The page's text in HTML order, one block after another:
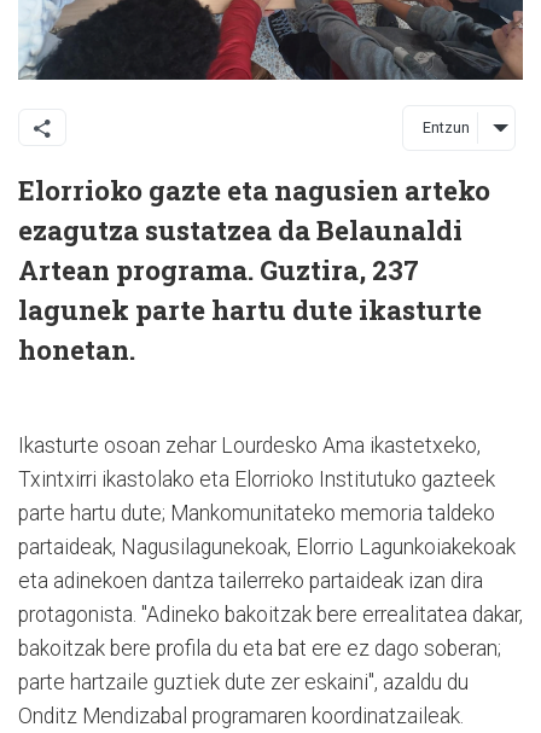
Entzun
Elorrioko gazte eta nagusien arteko
ezagutza sustatzea da Belaunaldi
Artean programa. Guztira, 237
lagunek parte hartu dute ikasturte
honetan.
Ikasturte osoan zehar Lourdesko Ama ikastetxeko,
Txintxirri ikastolako eta Elorrioko Institutuko gazteek
parte hartu dute; Mankomunitateko memoria taldeko
partaideak, Nagusilagunekoak, Elorrio Lagunkoiakekoak
eta adinekoen dantza tailerreko partaideak izan dira
protagonista. "Adineko bakoitzak bere errealitatea dakar,
bakoitzak bere profila du eta bat ere ez dago soberan;
parte hartzaile guztiek dute zer eskaini", azaldu du
Onditz Mendizabal programaren koordinatzaileak.